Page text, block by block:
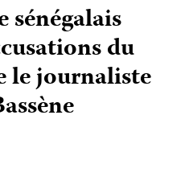
sénégalais
du
le journaliste